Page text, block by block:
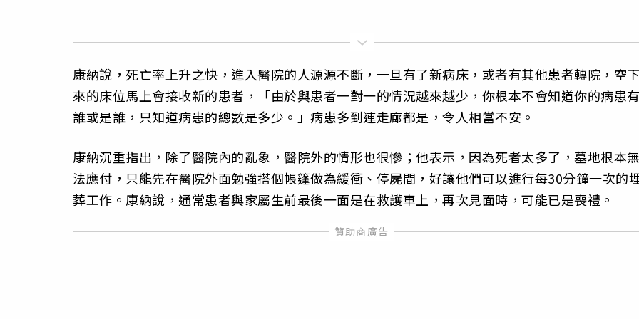
康納說，死亡率上升之快，進入醫院的人源源不斷，一旦有了新病床，或者有其他患者轉院，空下
來的床位馬上會接收新的患者，「由於與患者一對一的情況越來越少，你根本不會知道你的病患有
誰或是誰，只知道病患的總數是多少。」病患多到連走廊都是，令人相當不安。
康納沉重指出，除了醫院內的亂象，醫院外的情形也很慘；他表示，因為死者太多了，墓地根本無
法應付，只能先在醫院外面勉強搭個帳篷做為緩衝、停屍間，好讓他們可以進行每30分鐘一次的
葬工作。康納說，通常患者與家屬生前最後一面是在救護車上，再次見面時，可能已是喪禮。